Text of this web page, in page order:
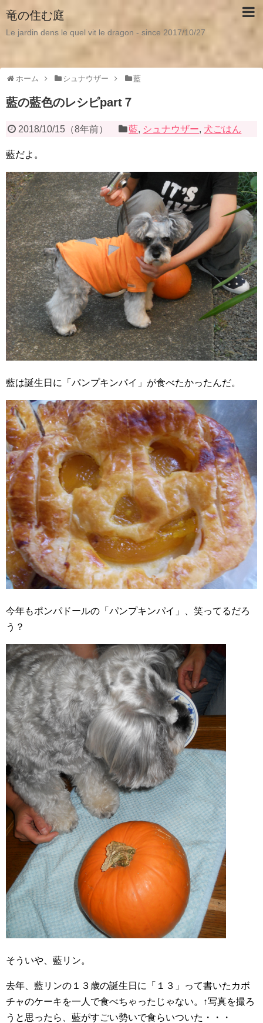
竜の住む庭
Le jardin dens le quel vit le dragon - since 2017/10/27
ホーム シュナウザー 藍
藍の藍色のレシピpart７
2018/10/15（8年前） 藍, シュナウザー, 犬ごはん
藍だよ。
藍は誕生日に「パンプキンパイ」が食べたかったんだ。
今年もポンパドールの「パンプキンパイ」、笑ってるだろ
う？
そういや、藍リン。
去年、藍リンの１３歳の誕生日に「１３」って書いたカボ
チャのケーキを一人で食べちゃったじゃない。↑写真を撮ろ
うと思ったら、藍がすごい勢いで食らいついた・・・